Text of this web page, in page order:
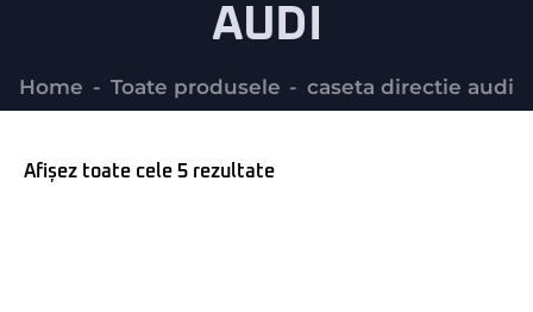
AUDI
Home Toate produsele caseta directie audi
Afișez toate cele 5 rezultate